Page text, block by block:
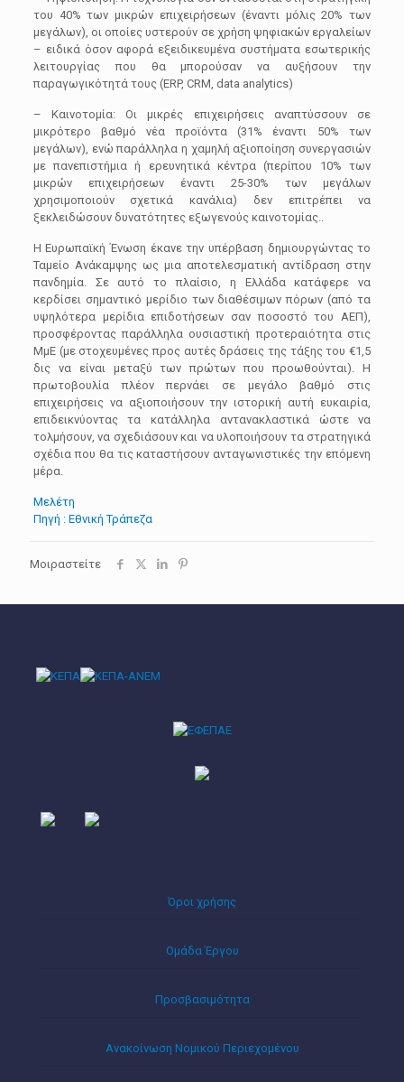
του 40% των μικρών επιχειρήσεων (έναντι μόλις 20% των
μεγάλων), οι οποίες υστερούν σε χρήση ψηφιακών εργαλείων
– ειδικά όσον αφορά εξειδικευμένα συστήματα εσωτερικής
λειτουργίας που θα μπορούσαν να αυξήσουν την
παραγωγικότητά τους (ERP, CRM, data analytics)
– Καινοτομία: Οι μικρές επιχειρήσεις αναπτύσσουν σε
μικρότερο βαθμό νέα προϊόντα (31% έναντι 50% των
μεγάλων), ενώ παράλληλα η χαμηλή αξιοποίηση συνεργασιών
με πανεπιστήμια ή ερευνητικά κέντρα (περίπου 10% των
μικρών επιχειρήσεων έναντι 25-30% των μεγάλων
χρησιμοποιούν σχετικά κανάλια) δεν επιτρέπει να
ξεκλειδώσουν δυνατότητες εξωγενούς καινοτομίας..
Η Ευρωπαϊκή Ένωση έκανε την υπέρβαση δημιουργώντας το
Ταμείο Ανάκαμψης ως μια αποτελεσματική αντίδραση στην
πανδημία. Σε αυτό το πλαίσιο, η Ελλάδα κατάφερε να
κερδίσει σημαντικό μερίδιο των διαθέσιμων πόρων (από τα
υψηλότερα μερίδια επιδοτήσεων σαν ποσοστό του ΑΕΠ),
προσφέροντας παράλληλα ουσιαστική προτεραιότητα στις
ΜμΕ (με στοχευμένες προς αυτές δράσεις της τάξης του €1,5
δις να είναι μεταξύ των πρώτων που προωθούνται). Η
πρωτοβουλία πλέον περνάει σε μεγάλο βαθμό στις
επιχειρήσεις να αξιοποιήσουν την ιστορική αυτή ευκαιρία,
επιδεικνύοντας τα κατάλληλα αντανακλαστικά ώστε να
τολμήσουν, να σχεδιάσουν και να υλοποιήσουν τα στρατηγικά
σχέδια που θα τις καταστήσουν ανταγωνιστικές την επόμενη
μέρα.
Μελέτη
Πηγή : Eθνική Τράπεζα
Μοιραστείτε
Όροι χρήσης
Ομάδα Έργου
Προσβασιμότητα
Ανακοίνωση Νομικού Περιεχομένου